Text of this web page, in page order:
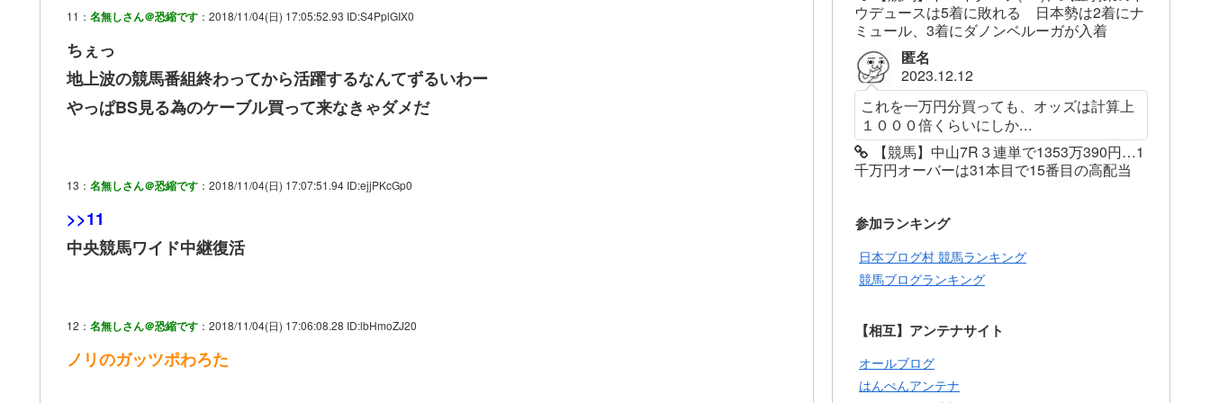
11： 名無しさん＠恐縮です ：2018/11/04(日) 17:05:52.93 ID:S4PplGIX0
ちぇっ
地上波の競馬番組終わってから活躍するなんてずるいわー
やっぱBS見る為のケーブル買って来なきゃダメだ
13： 名無しさん＠恐縮です ：2018/11/04(日) 17:07:51.94 ID:ejjPKcGp0
>>11
中央競馬ワイド中継復活
12： 名無しさん＠恐縮です ：2018/11/04(日) 17:06:08.28 ID:lbHmoZJ20
ノリのガッツポわろた
ウデュースは5着に敗れる 日本勢は2着にナ
ミュール、3着にダノンベルーガが入着
匿名
2023.12.12
これを一万円分買っても、オッズは計算上
１０００倍くらいにしか...
【競馬】中山7R３連単で1353万390円…1
千万円オーバーは31本目で15番目の高配当
参加ランキング
日本ブログ村 競馬ランキング
競馬ブログランキング
【相互】アンテナサイト
オールブログ
はんぺんアンテナ